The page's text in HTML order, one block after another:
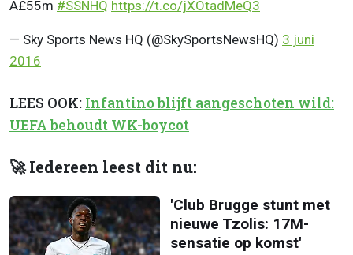
Â£55m #SSNHQ https://t.co/jXOtadMeQ3
— Sky Sports News HQ (@SkySportsNewsHQ) 3 juni
2016
LEES OOK: Infantino blijft aangeschoten wild:
UEFA behoudt WK-boycot
🚀 Iedereen leest dit nu:
'Club Brugge stunt met
nieuwe Tzolis: 17M-
sensatie op komst'